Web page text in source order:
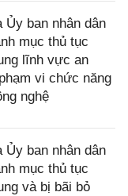
Ủy ban nhân dân
mục thủ tục
lĩnh vực an
vi chức năng
nghệ
Ủy ban nhân dân
mục thủ tục
và bị bãi bỏ